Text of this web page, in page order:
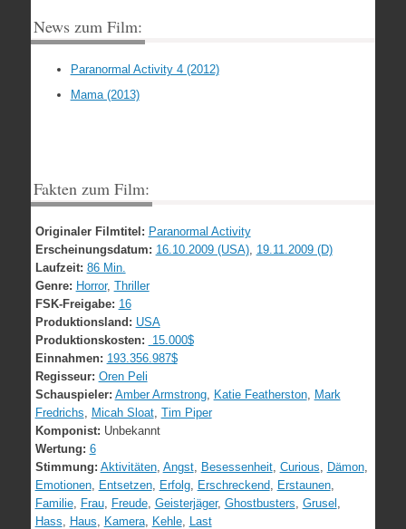
News zum Film:
Paranormal Activity 4 (2012)
Mama (2013)
Fakten zum Film:
Originaler Filmtitel: Paranormal Activity
Erscheinungsdatum: 16.10.2009 (USA), 19.11.2009 (D)
Laufzeit: 86 Min.
Genre: Horror, Thriller
FSK-Freigabe: 16
Produktionsland: USA
Produktionskosten:
15.000$
Einnahmen: 193.356.987$
Regisseur: Oren Peli
Schauspieler: Amber Armstrong, Katie Featherston, Mark
Fredrichs, Micah Sloat, Tim Piper
Komponist: Unbekannt
Wertung: 6
Stimmung: Aktivitäten, Angst, Besessenheit, Curious, Dämon,
Emotionen, Entsetzen, Erfolg, Erschreckend, Erstaunen,
Familie, Frau, Freude, Geisterjäger, Ghostbusters, Grusel ,
Hass, Haus, Kamera, Kehle, Last